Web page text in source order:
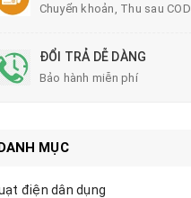
Chuyển khoản, Thu sau COD
ĐỔI TRẢ DỄ DÀNG
Bảo hành miễn phí
MỤC
điện dân dụng